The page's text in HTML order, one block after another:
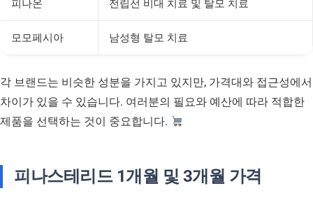
피나온 전립선 비대 치료 및 탈모 치료
모모페시아 남성형 탈모 치료
각 브랜드는 비슷한 성분을 가지고 있지만, 가격대와 접근성에서
차이가 있을 수 있습니다. 여러분의 필요와 예산에 따라 적합한
제품을 선택하는 것이 중요합니다.
피나스테리드 1개월 및 3개월 가격